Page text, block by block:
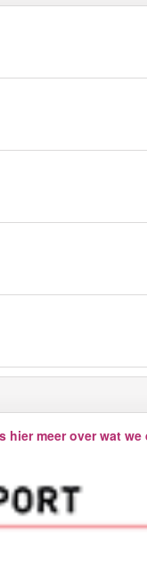
hier meer over wat we